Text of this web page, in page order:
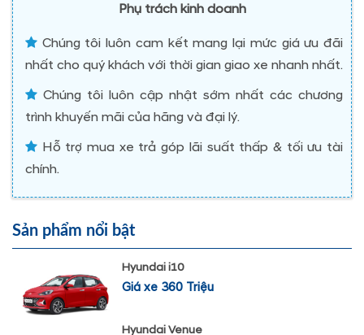
Phụ trách kinh doanh
Chúng tôi luôn cam kết mang lại mức giá ưu đãi
nhất cho quý khách với thời gian giao xe nhanh nhất.
Chúng tôi luôn cập nhật sớm nhất các chương
trình khuyến mãi của hãng và đại lý.
Hỗ trợ mua xe trả góp lãi suất thấp & tối ưu tài
chính.
Sản phẩm nổi bật
Hyundai i10
Giá xe 360 Triệu
Hyundai Venue